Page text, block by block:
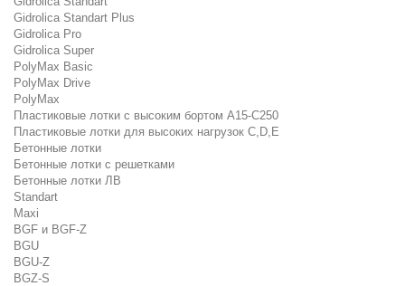
Gidrolica Standart Plus
Gidrolica Pro
Gidrolica Super
PolyMax Basic
PolyMax Drive
PolyMax
Пластиковые лотки с высоким бортом А15-C250
Пластиковые лотки для высоких нагрузок C,D,E
Бетонные лотки
Бетонные лотки с решетками
Бетонные лотки ЛВ
Standart
Maxi
BGF и BGF-Z
BGU
BGU-Z
BGZ-S